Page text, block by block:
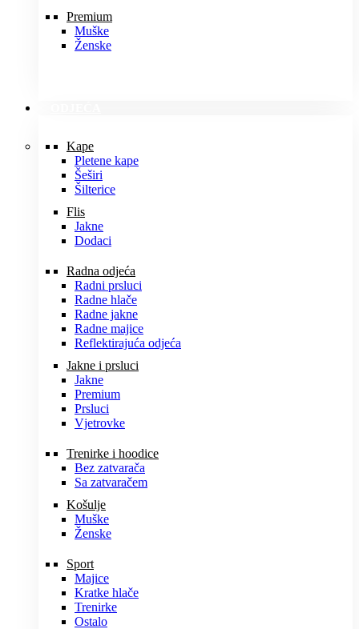
Premium
Muške
Ženske
Kape
Pletene kape
Šeširi
Šilterice
Flis
Jakne
Dodaci
Radna odjeća
Radni prsluci
Radne hlače
Radne jakne
Radne majice
Reflektirajuća odjeća
Jakne i prsluci
Jakne
Premium
Prsluci
Vjetrovke
Trenirke i hoodice
Bez zatvarača
Sa zatvaračem
Košulje
Muške
Ženske
Sport
Majice
Kratke hlače
Trenirke
Ostalo